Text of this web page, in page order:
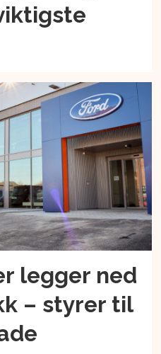
legger ned
– styrer til